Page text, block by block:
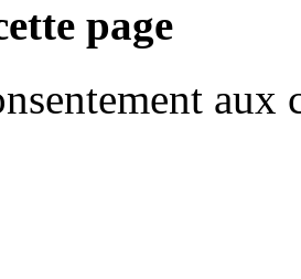
page
aux